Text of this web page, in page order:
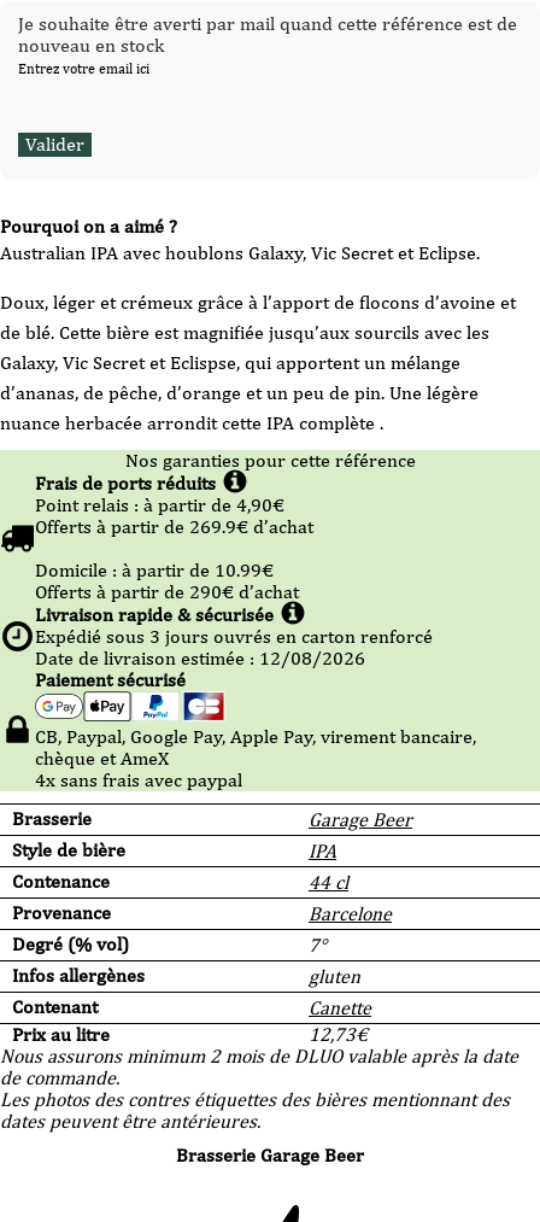
Pourquoi on a aimé ?
Australian IPA avec houblons Galaxy, Vic Secret et Eclipse.
Doux, léger et crémeux grâce à l’apport de flocons d’avoine et
de blé. Cette bière est magnifiée jusqu’aux sourcils avec les
Galaxy, Vic Secret et Eclispse, qui apportent un mélange
d’ananas, de pêche, d’orange et un peu de pin. Une légère
nuance herbacée arrondit cette IPA complète .
Brasserie
Garage Beer
Style de bière
IPA
Contenance
44 cl
Provenance
Barcelone
Degré (% vol)
7°
Infos allergènes
gluten
Contenant
Canette
Prix au litre
12,73€
Nous assurons minimum 2 mois de DLUO valable après la date
de commande.
Les photos des contres étiquettes des bières mentionnant des
dates peuvent être antérieures.
Je souhaite être averti par mail quand cette référence est de
nouveau en stock
Entrez votre email ici
Nos garanties pour cette référence
Frais de ports réduits
Point relais : à partir de 4,90€
Offerts à partir de 269.9€ d’achat
Domicile : à partir de 10.99€
Offerts à partir de 290€ d’achat
Livraison rapide & sécurisée
Expédié sous 3 jours ouvrés en carton renforcé
Date de livraison estimée : 12/08/2026
Paiement sécurisé
CB, Paypal, Google Pay, Apple Pay, virement bancaire,
chèque et AmeX
4x sans frais avec paypal
Brasserie Garage Beer